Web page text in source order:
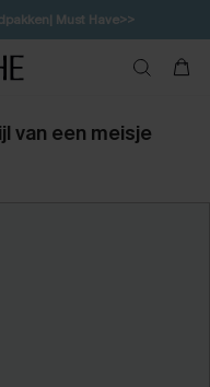
Must Have>>
15% korting>>
CODE: SW15
van een meisje